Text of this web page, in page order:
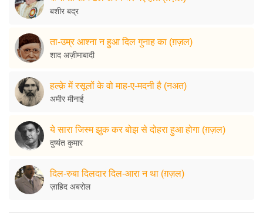
बशीर बद्र
ता-उम्र आश्ना न हुआ दिल गुनाह का (ग़ज़ल)
शाद अज़ीमाबादी
हल्क़े में रसूलों के वो माह-ए-मदनी है (नअत)
अमीर मीनाई
ये सारा जिस्म झुक कर बोझ से दोहरा हुआ होगा (ग़ज़ल)
दुष्यंत कुमार
दिल-रुबा दिलदार दिल-आरा न था (ग़ज़ल)
ज़ाहिद अबरोल